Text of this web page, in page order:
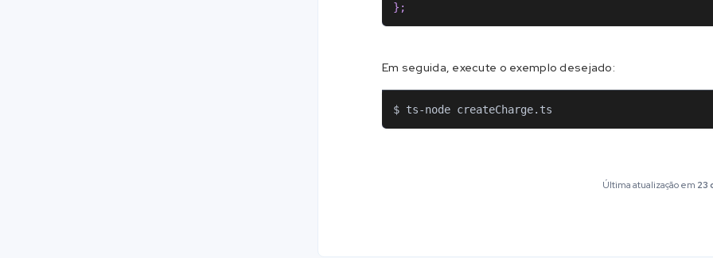
} ;
Em seguida, execute o exemplo desejado:
$ ts-node createCharge.ts
Última atualizaçãoem 23